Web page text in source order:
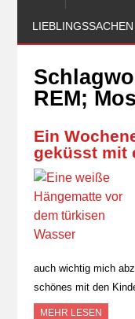
LIEBLINGSSACHEN
REM;
Ein
geküsst mit
auch wichtig mich
schönes mit den
MEHR LESEN